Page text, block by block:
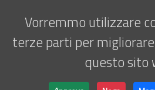
Iscriviti alla
Marco Antani • ©
Vorremmo utilizzare
terze parti per
questo sito